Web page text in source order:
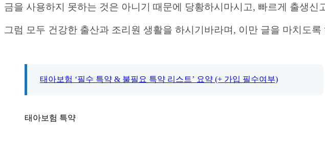
금을 사용하지 못하는 것은 아니기 때문에 당황하시마시고, 빠르게 출생신
그럼 모두 건강한 출산과 조리원 생활을 하시기바라며, 이만 글을 마치도
태아보험 ‘필수 특약 & 불필요 특약 리스트’ 요약 (+ 가입 필수여부)
태아보험 특약